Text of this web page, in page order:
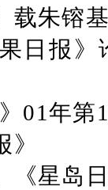
载朱镕
日报
01年第
《星岛